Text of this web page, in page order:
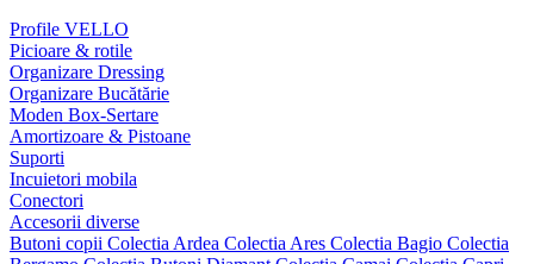
Profile VELLO
Picioare & rotile
Organizare Dressing
Organizare Bucătărie
Moden Box-Sertare
Amortizoare & Pistoane
Suporti
Incuietori mobila
Conectori
Accesorii diverse
Butoni copii Colectia Ardea Colectia Ares Colectia Bagio Colectia